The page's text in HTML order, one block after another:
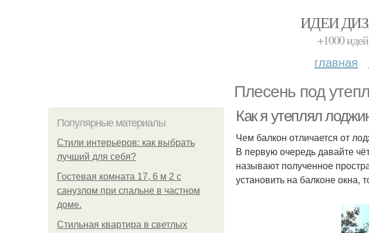
ИДЕИ
+1000
главная
Плесень под
Популярные материалы
Стили интерьеров: как выбрать
лучший для себя?
Гостевая комната 17, 6 м 2 с
санузлом при спальне в частном
доме.
Стильная квартира в светлых
Как я утеплял
Чем балкон отличается от
В первую очередь давайте
называют полученное
установить на балконе окна,